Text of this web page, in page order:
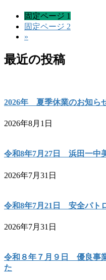
固定ページ 1
固定ページ 2
»
最近の投稿
2026年 夏季休業のお知ら
2026年8月1日
令和8年7月27日 浜田一中
2026年7月31日
令和8年7月21日 安全パト
2026年7月31日
令和８年７月９日 優良事
た